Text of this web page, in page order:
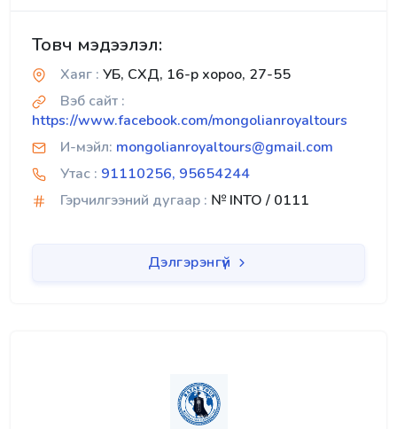
Товч мэдээлэл:
Хаяг : УБ, СХД, 16-р хороо, 27-55
Вэб сайт :
https://www.facebook.com/mongolianroyaltours
И-мэйл: mongolianroyaltours@gmail.com
Утас : 91110256, 95654244
Гэрчилгээний дугаар : № INTO / 0111
Дэлгэрэнгүй